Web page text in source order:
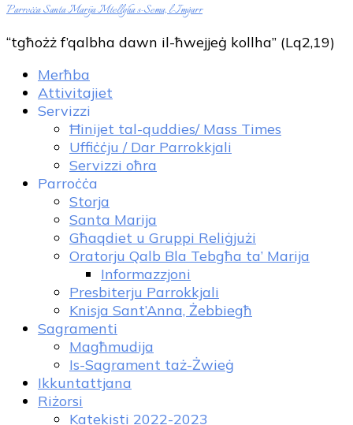
Parroċċa Santa Marija Mtellgħa s-Sema, l-Imġarr
“tgħożż f’qalbha dawn il-ħwejjeġ kollha” (Lq2,19)
Merħba
Attivitajiet
Servizzi
Ħinijet tal-quddies/ Mass Times
Uffiċċju / Dar Parrokkjali
Servizzi oħra
Parroċċa
Storja
Santa Marija
Għaqdiet u Gruppi Reliġjużi
Oratorju Qalb Bla Tebgħa ta’ Marija
Informazzjoni
Presbiterju Parrokkjali
Knisja Sant’Anna, Żebbiegħ
Sagramenti
Magħmudija
Is-Sagrament taż-Żwieġ
Ikkuntattjana
Riżorsi
Katekisti 2022-2023